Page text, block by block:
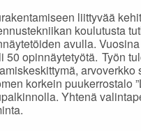
liittyvää
koulutusta
avulla.
50 opinnäytetyötä. Työn
korkein puukerrostalo
Yhtenä